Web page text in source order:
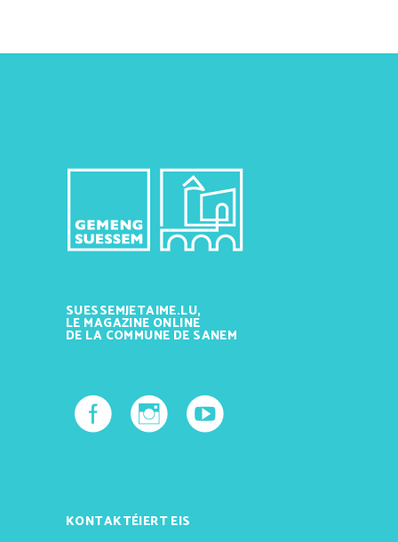
SUESSEMJETAIME.LU,
LE MAGAZINE ONLINE
DE LA COMMUNE DE SANEM
KONTAKTÉIERT EIS